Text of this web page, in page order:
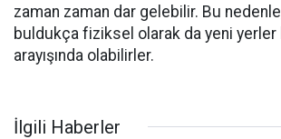
zaman zaman dar gelebilir. Bu
buldukça fiziksel olarak da yeni
arayışında olabilirler.
İlgili Haberler